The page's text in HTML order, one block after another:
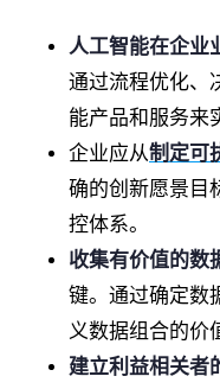
人工智能在企业
通过流程优化、
能产品和服务来
企业应从制定可
确的创新愿景目
控体系。
收集有价值的数
键。通过确定数
义数据组合的价
建立利益相关者